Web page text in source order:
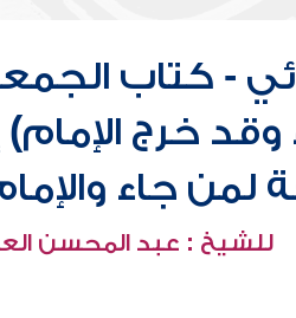
- كتاب
خرج الإمام)
لمن جاء
للشيخ : عبد المحسن